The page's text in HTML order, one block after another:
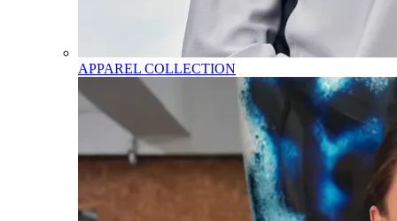
APPAREL COLLECTION